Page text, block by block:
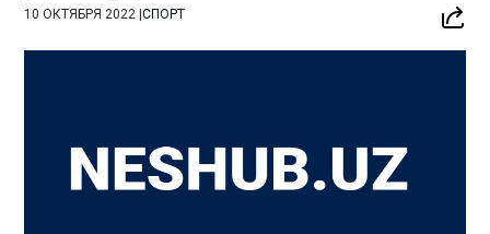
10 ОКТЯБРЯ 2022 |СПОРТ